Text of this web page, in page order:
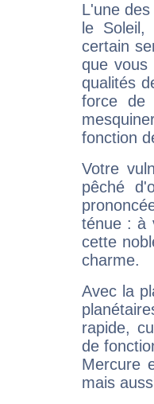
L'une
le
certain
que vous
qualités
force de
fonction
Votre
pêché
ténue : à
cette
charme.
Avec la
rapide,
de
Mercure
mais